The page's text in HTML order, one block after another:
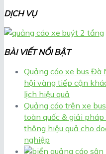
DỊCH VỤ
BÀI VIẾT NỔI BẬT
Quảng cáo xe bus Đà
hội vàng tiếp cận
lịch hiệu quả
Quảng cáo trên xe
toàn quốc & giải pháp
thông hiệu quả cho
nghiệp